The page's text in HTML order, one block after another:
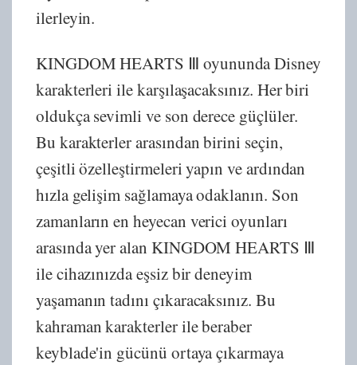
ilerleyin.
KINGDOM HEARTS Ⅲ oyununda Disney
karakterleri ile karşılaşacaksınız. Her biri
oldukça sevimli ve son derece güçlüler.
Bu karakterler arasından birini seçin,
çeşitli özelleştirmeleri yapın ve ardından
hızla gelişim sağlamaya odaklanın. Son
zamanların en heyecan verici oyunları
arasında yer alan KINGDOM HEARTS Ⅲ
ile cihazınızda eşsiz bir deneyim
yaşamanın tadını çıkaracaksınız. Bu
kahraman karakterler ile beraber
keyblade'in gücünü ortaya çıkarmaya